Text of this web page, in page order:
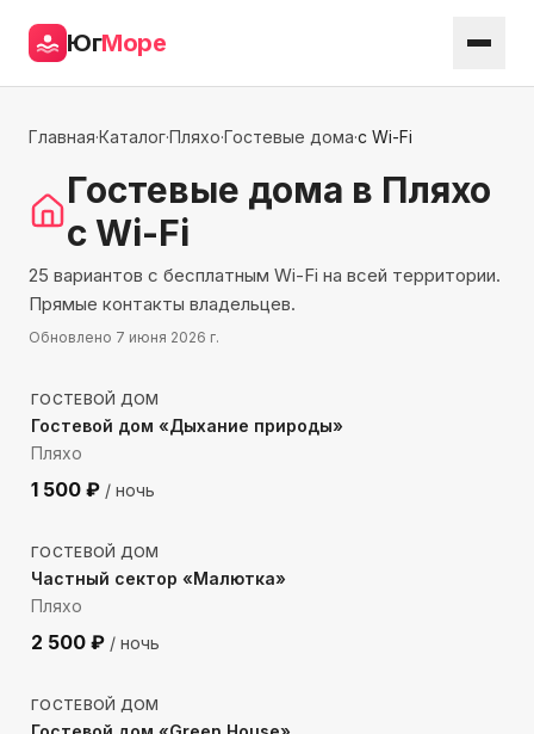
ЮгМоре
Главная·Каталог·Пляхо·Гостевые дома·с Wi-Fi
Гостевые дома в Пляхо
с Wi-Fi
25 вариантов с бесплатным Wi-Fi на всей территории.
Прямые контакты владельцев.
Обновлено 7 июня 2026 г.
1418 м до моря
ГОСТЕВОЙ ДОМ
Гостевой дом «Дыхание природы»
Пляхо
1 500 ₽ / ночь
780 м до моря
ГОСТЕВОЙ ДОМ
Частный сектор «Малютка»
Пляхо
2 500 ₽ / ночь
1444 м до моря
ГОСТЕВОЙ ДОМ